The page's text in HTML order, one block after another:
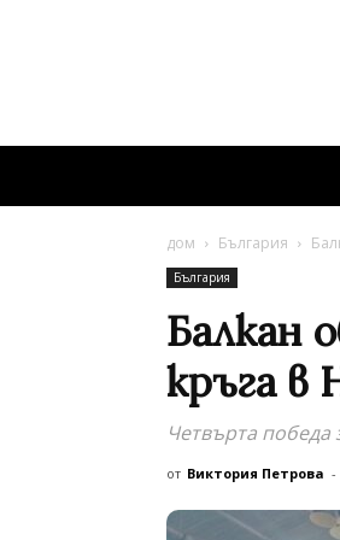
дом България
България
Балкан
кръга в
Четвърта победа
от Виктория Петрова -